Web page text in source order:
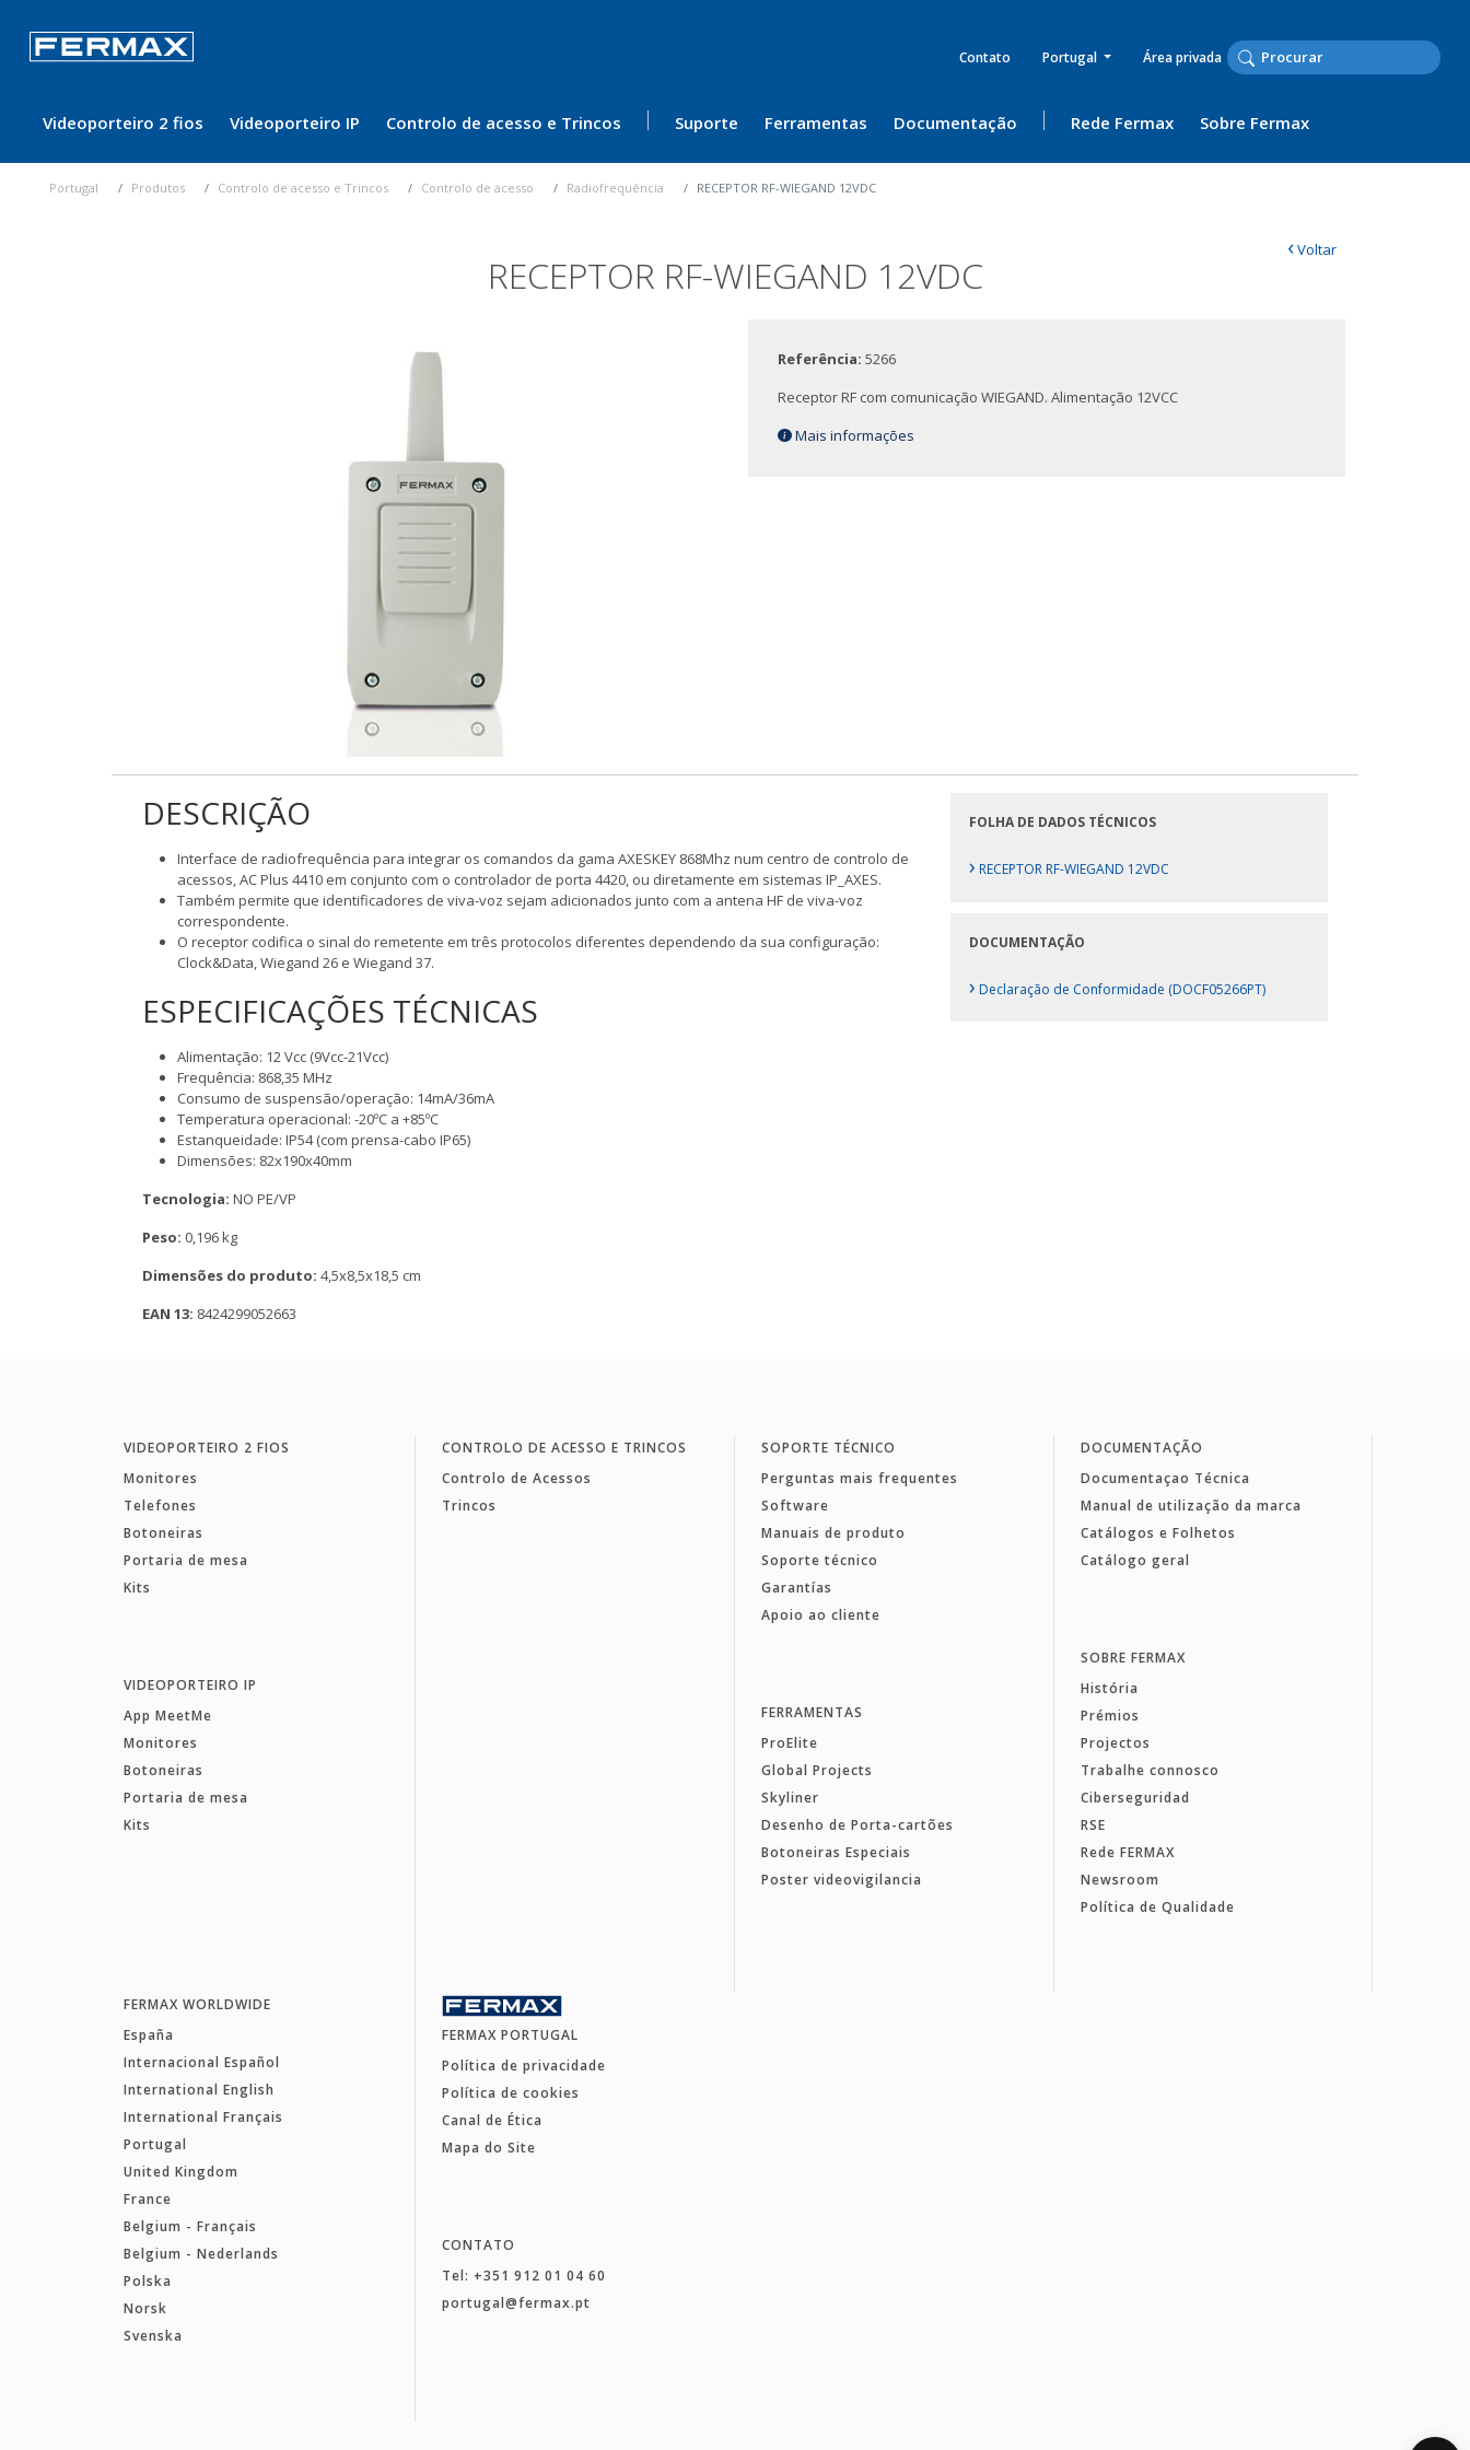
Contato Portugal Área privada
Videoporteiro 2 fios Videoporteiro IP Controlo de acesso e Trincos Suporte Ferramentas Documentação Rede Fermax Sobre Fermax
Portugal Produtos Controlo de acesso e Trincos Controlo de acesso Radiofrequência RECEPTOR RF-WIEGAND 12VDC
RECEPTOR RF-WIEGAND 12VDC
‹Voltar
Referência:5266
Receptor RF com comunicação WIEGAND. Alimentação 12VCC
Mais informações
DESCRIÇÃO
Interface de radiofrequência para integrar os comandos da gama AXESKEY 868Mhz num centro de controlo de
acessos, AC Plus 4410 em conjunto com o controlador de porta 4420, ou diretamente em sistemas IP_AXES.
Também permite que identificadores de viva-voz sejam adicionados junto com a antena HF de viva-voz
correspondente.
O receptor codifica o sinal do remetente em três protocolos diferentes dependendo da sua configuração:
Clock&Data, Wiegand 26 e Wiegand 37.
ESPECIFICAÇÕES TÉCNICAS
Alimentação: 12 Vcc (9Vcc-21Vcc)
Frequência: 868,35 MHz
Consumo de suspensão/operação: 14mA/36mA
Temperatura operacional: -20ºC a +85ºC
Estanqueidade: IP54 (com prensa-cabo IP65)
Dimensões: 82x190x40mm
Tecnologia: NO PE/VP
Peso: 0,196 kg
Dimensões do produto: 4,5x8,5x18,5 cm
EAN 13: 8424299052663
FOLHA DE DADOS TÉCNICOS
› RECEPTOR RF-WIEGAND 12VDC
DOCUMENTAÇÃO
› Declaração de Conformidade (DOCF05266PT)
VIDEOPORTEIRO 2 FIOS
Monitores
Telefones
Botoneiras
Portaria de mesa
Kits
VIDEOPORTEIRO IP
App MeetMe
Monitores
Botoneiras
Portaria de mesa
Kits
CONTROLO DE ACESSO E TRINCOS
Controlo de Acessos
Trincos
SOPORTE TÉCNICO
Perguntas mais frequentes
Software
Manuais de produto
Soporte técnico
Garantías
Apoio ao cliente
FERRAMENTAS
ProElite
Global Projects
Skyliner
Desenho de Porta-cartões
Botoneiras Especiais
Poster videovigilancia
DOCUMENTAÇÃO
Documentaçao Técnica
Manual de utilização da marca
Catálogos e Folhetos
Catálogo geral
SOBRE FERMAX
História
Prémios
Projectos
Trabalhe connosco
Ciberseguridad
RSE
Rede FERMAX
Newsroom
Política de Qualidade
FERMAX WORLDWIDE
España
Internacional Español
International English
International Français
Portugal
United Kingdom
France
Belgium - Français
Belgium - Nederlands
Polska
Norsk
Svenska
FERMAX PORTUGAL
Política de privacidade
Política de cookies
Canal de Ética
Mapa do Site
CONTATO
Tel: +351 912 01 04 60
portugal@fermax.pt